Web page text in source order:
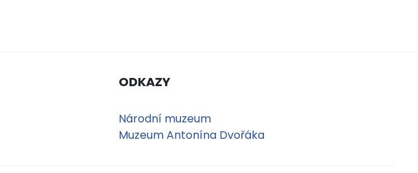
ODKAZY
Národní muzeum
Muzeum Antonína Dvořáka